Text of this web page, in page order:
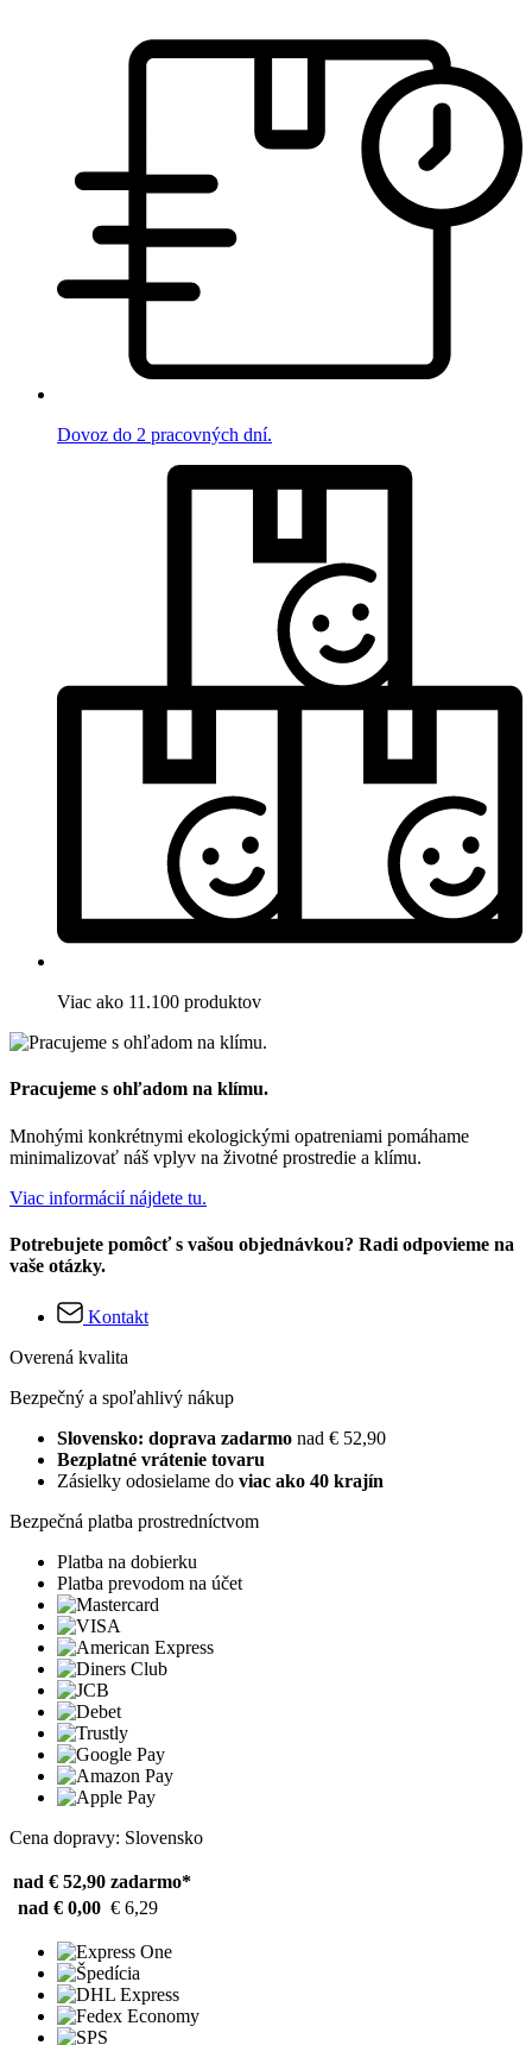
Dovoz do 2 pracovných dní.
Viac ako 11.100 produktov
Pracujeme s ohľadom na klímu.
Mnohými konkrétnymi ekologickými opatreniami pomáhame
minimalizovať náš vplyv na životné prostredie a klímu.
Viac informácií nájdete tu.
Potrebujete pomôcť s vašou objednávkou? Radi odpovieme na
vaše otázky.
Kontakt
Overená kvalita
Bezpečný a spoľahlivý nákup
Slovensko: doprava zadarmo nad € 52,90
Bezplatné vrátenie tovaru
Zásielky odosielame do viac ako 40 krajín
Bezpečná platba prostredníctvom
Platba na dobierku
Platba prevodom na účet
Cena dopravy: Slovensko
nad € 52,90 zadarmo*
nad € 0,00 € 6,29